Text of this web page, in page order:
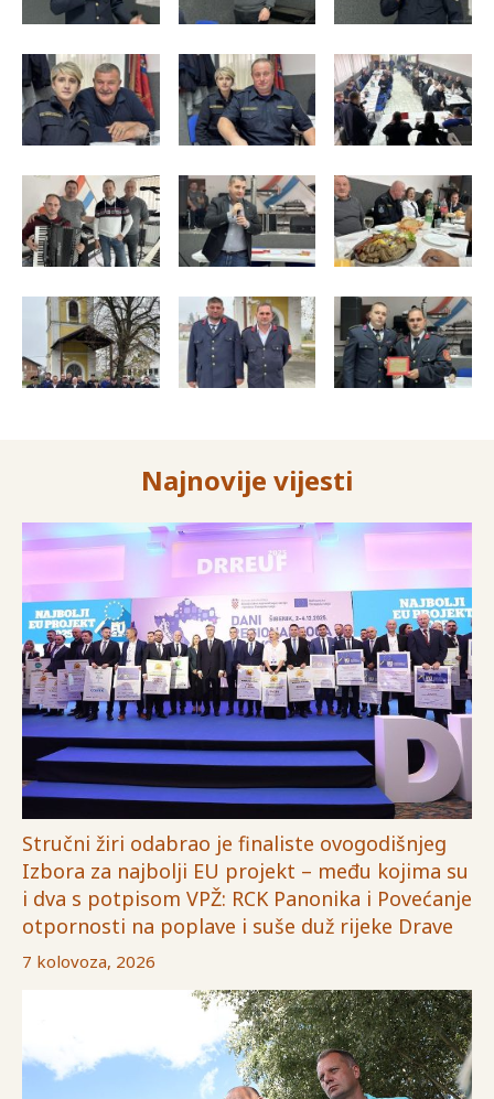
Najnovije vijesti
Stručni žiri odabrao je finaliste ovogodišnjeg
Izbora za najbolji EU projekt – među kojima su
i dva s potpisom VPŽ: RCK Panonika i Povećanje
otpornosti na poplave i suše duž rijeke Drave
7 kolovoza, 2026